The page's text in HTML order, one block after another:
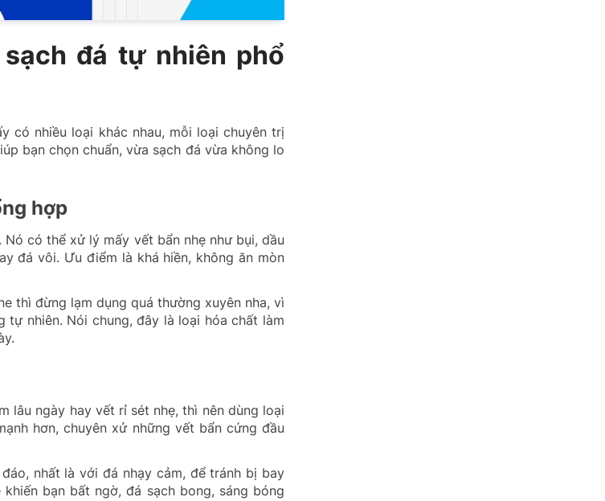
đá tự nhiên phổ
có nhiều loại khác nhau, mỗi loại chuyên trị
bạn chọn chuẩn, vừa sạch đá vừa không lo
hợp
có thể xử lý mấy vết bẩn nhẹ như bụi, dầu
đá vôi. Ưu điểm là khá hiền, không ăn mòn
thì đừng lạm dụng quá thường xuyên nha, vì
nhiên. Nói chung, đây là loại hóa chất làm
lâu ngày hay vết rỉ sét nhẹ, thì nên dùng loại
hơn, chuyên xử những vết bẩn cứng đầu
nhất là với đá nhạy cảm, để tránh bị bay
bạn bất ngờ, đá sạch bong, sáng bóng